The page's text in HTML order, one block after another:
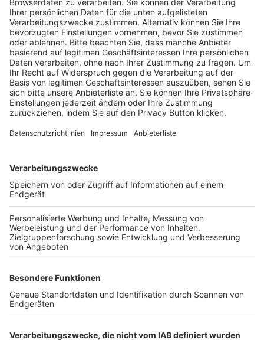
Trainerausbildung
Schulungsangebot Vereinsmitarbeiter
BFV-Geschäftsstellen
Trainerbörse
Login SpielPlus
FOLGE DEM BFV
TOP-VEREINE
TOP-PARTNER